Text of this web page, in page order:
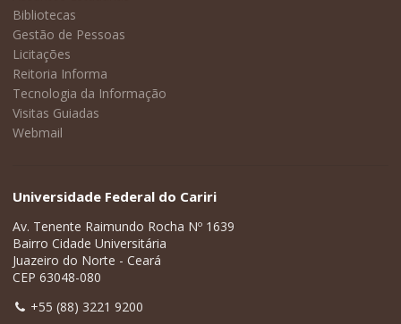
Bibliotecas
Gestão de Pessoas
Licitações
Reitoria Informa
Tecnologia da Informação
Visitas Guiadas
Webmail
Universidade Federal do Cariri
Av. Tenente Raimundo Rocha Nº 1639
Bairro Cidade Universitária
Juazeiro do Norte - Ceará
CEP 63048-080
+55 (88) 3221 9200